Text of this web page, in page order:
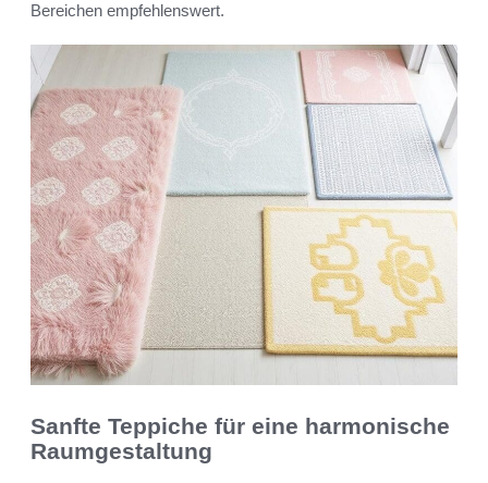
Bereichen empfehlenswert.
Sanfte Teppiche für eine harmonische
Raumgestaltung